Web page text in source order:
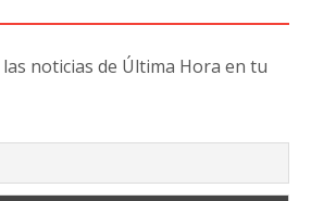
noticias de Última Hora en tu